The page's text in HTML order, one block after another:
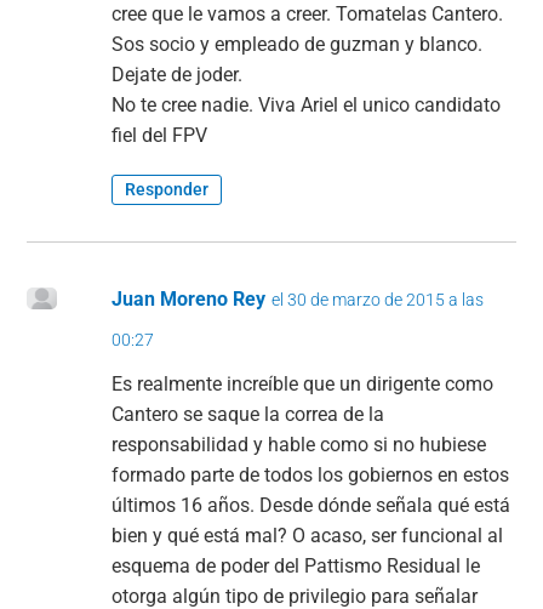
cree que le vamos a creer. Tomatelas Cantero.
Sos socio y empleado de guzman y blanco.
Dejate de joder.
No te cree nadie. Viva Ariel el unico candidato
fiel del FPV
Responder
Juan Moreno Rey el 30 de marzo de 2015 a las
00:27
Es realmente increíble que un dirigente como
Cantero se saque la correa de la
responsabilidad y hable como si no hubiese
formado parte de todos los gobiernos en estos
últimos 16 años. Desde dónde señala qué está
bien y qué está mal? O acaso, ser funcional al
esquema de poder del Pattismo Residual le
otorga algún tipo de privilegio para señalar